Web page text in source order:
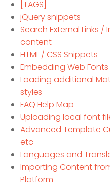
[TAGS]
jQuery snippets
Search External Links /
content
HTML / CSS Snippets
Embedding Web Fonts
Loading additional
styles
FAQ Help Map
Uploading local font
Advanced Template
etc
Languages and
Importing Content
Platform